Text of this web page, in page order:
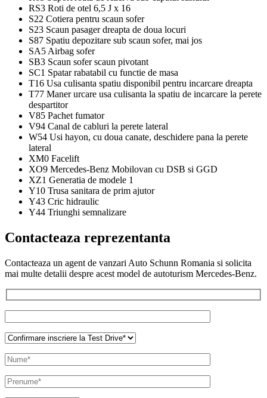
RS3 Roti de otel 6,5 J x 16
S22 Cotiera pentru scaun sofer
S23 Scaun pasager dreapta de doua locuri
S87 Spatiu depozitare sub scaun sofer, mai jos
SA5 Airbag sofer
SB3 Scaun sofer scaun pivotant
SC1 Spatar rabatabil cu functie de masa
T16 Usa culisanta spatiu disponibil pentru incarcare dreapta
T77 Maner urcare usa culisanta la spatiu de incarcare la perete
despartitor
V85 Pachet fumator
V94 Canal de cabluri la perete lateral
W54 Usi hayon, cu doua canate, deschidere pana la perete
lateral
XM0 Facelift
XO9 Mercedes-Benz Mobilovan cu DSB si GGD
XZ1 Generatia de modele 1
Y10 Trusa sanitara de prim ajutor
Y43 Cric hidraulic
Y44 Triunghi semnalizare
Contacteaza reprezentanta
Contacteaza un agent de vanzari Auto Schunn Romania si solicita
mai multe detalii despre acest model de autoturism Mercedes-Benz.